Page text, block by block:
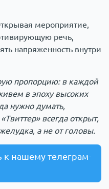
мероприятие,
речь,
напряженность внутри
пропорцию: в каждой
в эпоху высоких
нужно думать,
всегда открыт,
а не от головы.
к нашему телеграм-